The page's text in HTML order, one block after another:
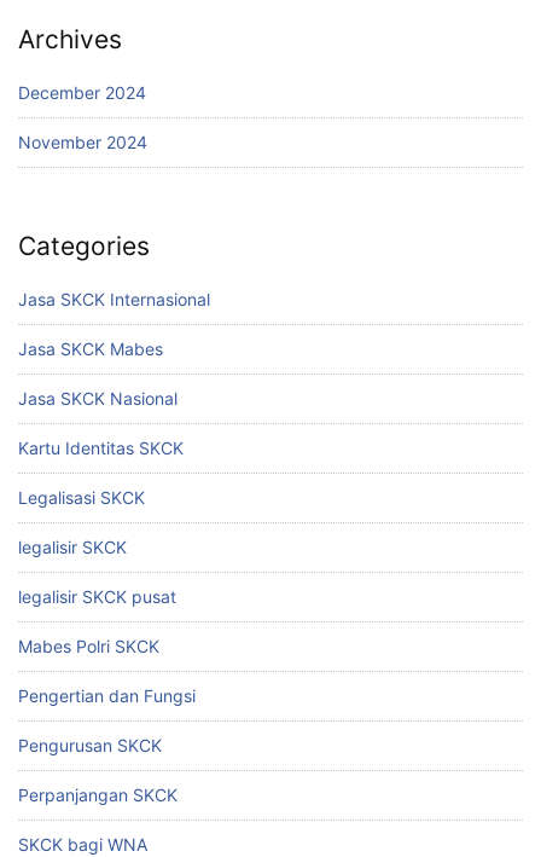
Archives
December 2024
November 2024
Categories
Jasa SKCK Internasional
Jasa SKCK Mabes
Jasa SKCK Nasional
Kartu Identitas SKCK
Legalisasi SKCK
legalisir SKCK
legalisir SKCK pusat
Mabes Polri SKCK
Pengertian dan Fungsi
Pengurusan SKCK
Perpanjangan SKCK
SKCK bagi WNA